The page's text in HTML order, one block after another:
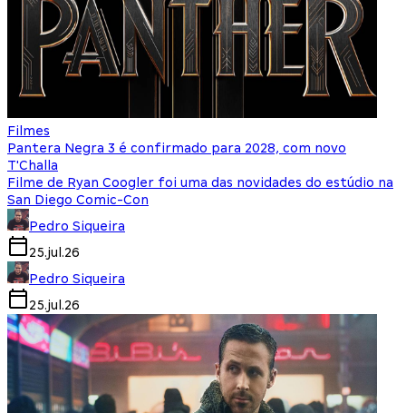
Filmes
Pantera Negra 3 é confirmado para 2028, com novo
T'Challa
Filme de Ryan Coogler foi uma das novidades do estúdio na
San Diego Comic-Con
Pedro Siqueira
25.jul.26
Pedro Siqueira
25.jul.26